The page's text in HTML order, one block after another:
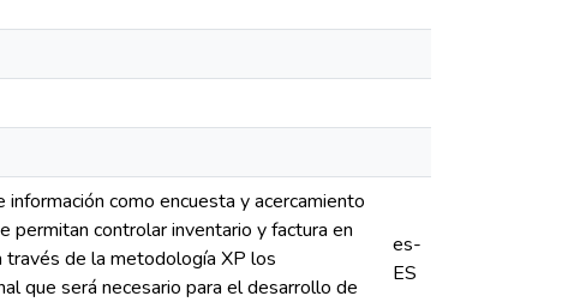
como encuesta y acercamiento
permitan controlar inventario y factura en
través de la metodología XP los
que será necesario para el desarrollo de
es-
ES